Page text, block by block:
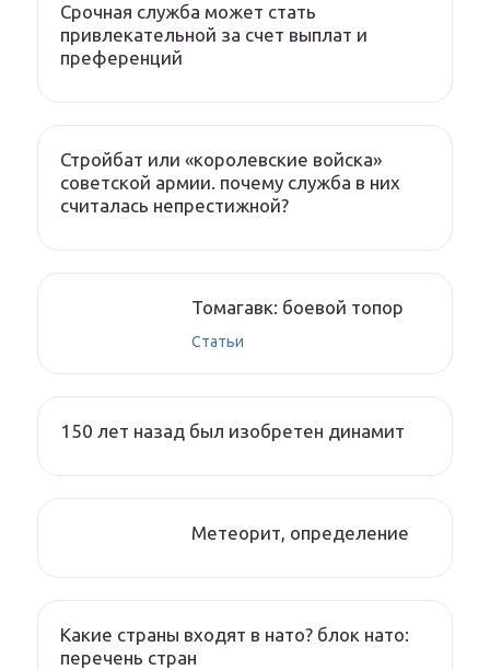
Срочная служба может стать
привлекательной за счет выплат и
преференций
Стройбат или «королевские войска»
советской армии. почему служба в них
считалась непрестижной?
Томагавк: боевой топор
Статьи
150 лет назад был изобретен динамит
Метеорит, определение
Какие страны входят в нато? блок нато:
перечень стран